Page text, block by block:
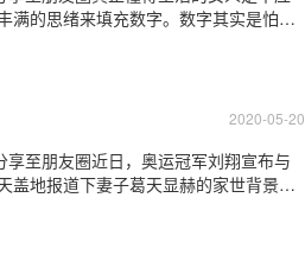
满的思绪来填充数字。数字其实是怕女
2020-05-20
享至朋友圈近日，奥运冠军刘翔宣布与
盖地报道下妻子葛天显赫的家世背景也